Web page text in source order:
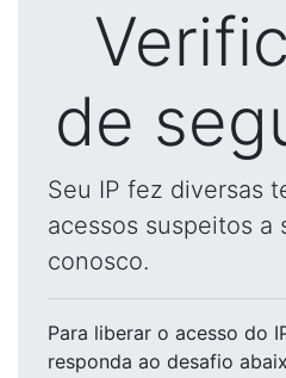
de
Seu IP fez diversas
acessos suspeitos a
conosco.
Para liberar o acesso do
responda ao desafio